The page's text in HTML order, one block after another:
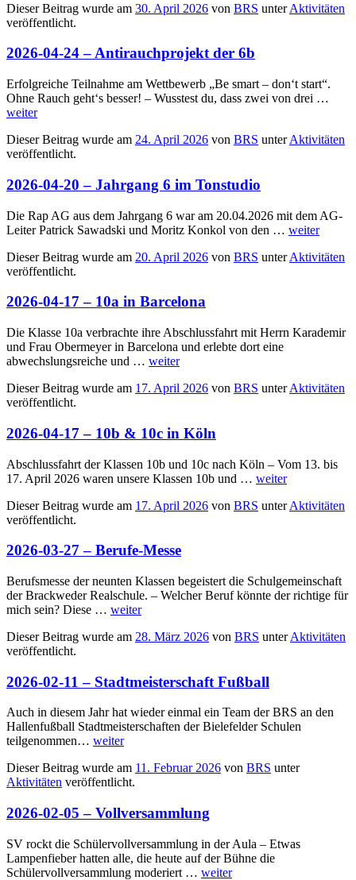
Dieser Beitrag wurde am 30. April 2026 von BRS unterAktivitäten
veröffentlicht.
2026-04-24 – Antirauchprojekt der 6b
Erfolgreiche Teilnahme am Wettbewerb „Be smart – don‘t start“.
Ohne Rauch geht‘s besser! – Wusstest du, dass zwei von drei …
weiter
Dieser Beitrag wurde am 24. April 2026 von BRS unterAktivitäten
veröffentlicht.
2026-04-20 – Jahrgang 6 im Tonstudio
Die Rap AG aus dem Jahrgang 6 war am 20.04.2026 mit dem AG-
Leiter Patrick Sawadski und Moritz Konkol von den … weiter
Dieser Beitrag wurde am 20. April 2026 von BRS unterAktivitäten
veröffentlicht.
2026-04-17 – 10a in Barcelona
Die Klasse 10a verbrachte ihre Abschlussfahrt mit Herrn Karademir
und Frau Obermeyer in Barcelona und erlebte dort eine
abwechslungsreiche und … weiter
Dieser Beitrag wurde am 17. April 2026 von BRS unterAktivitäten
veröffentlicht.
2026-04-17 – 10b & 10c in Köln
Abschlussfahrt der Klassen 10b und 10c nach Köln – Vom 13. bis
17. April 2026 waren unsere Klassen 10b und … weiter
Dieser Beitrag wurde am 17. April 2026 von BRS unterAktivitäten
veröffentlicht.
2026-03-27 – Berufe-Messe
Berufsmesse der neunten Klassen begeistert die Schulgemeinschaft
der Brackweder Realschule. – Welcher Beruf könnte der richtige für
mich sein? Diese … weiter
Dieser Beitrag wurde am 28. März 2026 von BRS unterAktivitäten
veröffentlicht.
2026-02-11 – Stadtmeisterschaft Fußball
Auch in diesem Jahr hat wieder einmal ein Team der BRS an den
Hallenfußball Stadtmeisterschaften der Bielefelder Schulen
teilgenommen… weiter
Dieser Beitrag wurde am 11. Februar 2026 von BRS unter
Aktivitäten veröffentlicht.
2026-02-05 – Vollversammlung
SV rockt die Schülervollversammlung in der Aula – Etwas
Lampenfieber hatten alle, die heute auf der Bühne die
Schülervollversammlung moderiert … weiter